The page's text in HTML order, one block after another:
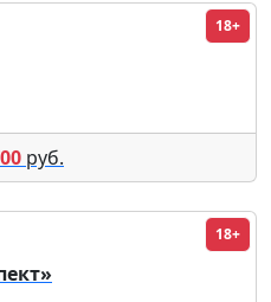
18+
руб.
18+